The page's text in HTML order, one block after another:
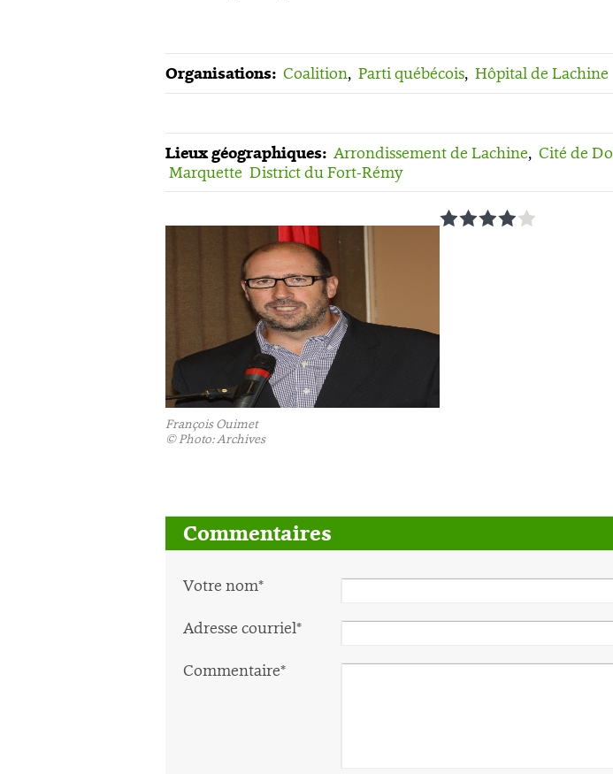
Organisations: Coalition, Parti québécois, Hôpital de Lachine
Lieux géographiques: Arrondissement de Lachine, Cité de
Marquette District du Fort-Rémy
François Ouimet
©Photo: Archives
1 2 3 4 5
Commentaires
Votre nom*
Adresse courriel*
Commentaire*